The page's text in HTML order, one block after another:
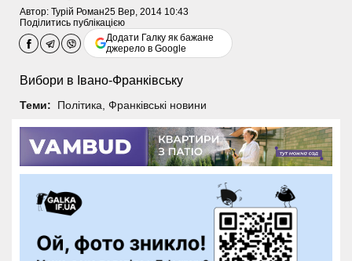
Автор: Турій Роман25 Вер, 2014 10:43
Поділитись публікацією
Додати Галку як бажане
джерело в Google
Вибори в Івано-Франківську
Теми: Політика Франківські новини